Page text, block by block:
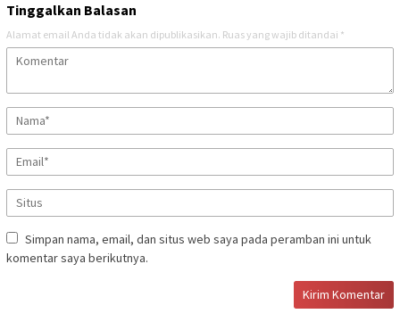
Tinggalkan Balasan
Alamat email Anda tidak akan dipublikasikan. Ruas yang wajib ditandai *
Simpan nama, email, dan situs web saya pada peramban ini untuk
komentar saya berikutnya.